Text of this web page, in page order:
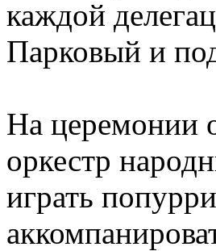
каждой
Парковый и
На церемонии
оркестр
играть